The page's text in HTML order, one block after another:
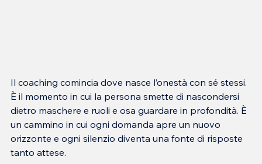
Il coaching comincia dove nasce l’onestà con sé stessi.
È il momento in cui la persona smette di nascondersi
dietro maschere e ruoli e osa guardare in profondità. È
un cammino in cui ogni domanda apre un nuovo
orizzonte e ogni silenzio diventa una fonte di risposte
tanto attese.